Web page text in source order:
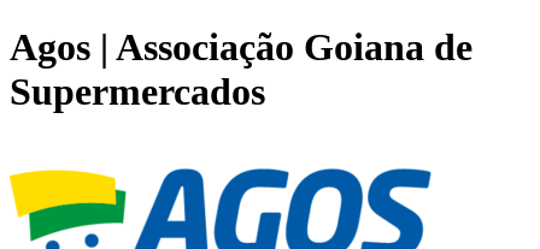
Agos | Associação Goiana de
Supermercados